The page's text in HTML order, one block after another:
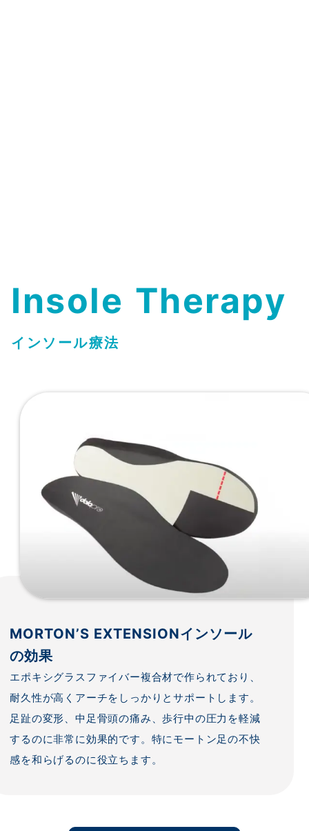
Insole Therapy
インソール療法
MORTON’S EXTENSIONインソール
の効果
エポキシグラスファイバー複合材で作られており、
耐久性が高くアーチをしっかりとサポートします。
足趾の変形、中足骨頭の痛み、歩行中の圧力を軽減
するのに非常に効果的です。特にモートン足の不快
感を和らげるのに役立ちます。